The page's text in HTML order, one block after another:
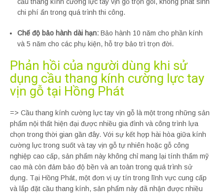
chi phí ẩn trong quá trình thi công.
Chế độ bảo hành dài hạn: Bảo hành 10 năm cho phần kính
và 5 năm cho các phụ kiện, hỗ trợ bảo trì trọn đời.
Phản hồi của người dùng khi sử
dụng cầu thang kính cường lực tay
vịn gỗ tại Hồng Phát
=> Cầu thang kính cường lực tay vịn gỗ là một trong những sản
phẩm nội thất hiện đại được nhiều gia đình và công trình lựa
chọn trong thời gian gần đây. Với sự kết hợp hài hòa giữa kính
cường lực trong suốt và tay vịn gỗ tự nhiên hoặc gỗ công
nghiệp cao cấp, sản phẩm này không chỉ mang lại tính thẩm mỹ
cao mà còn đảm bảo độ bền và an toàn trong quá trình sử
dụng. Tại Hồng Phát, một đơn vị uy tín trong lĩnh vực cung cấp
và lắp đặt cầu thang kính, sản phẩm này đã nhận được nhiều